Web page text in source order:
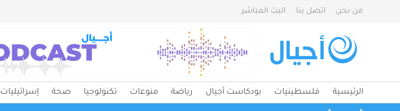
من نحن اتصل بنا البث المباشر
الرئيسية فلسطينيات بودكاست أجيال رياضة منوعات تكنولوجيا صحة إسرائيليات